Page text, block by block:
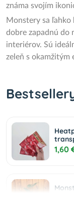
známa svojím
Monstery sa
dobre zapadnú do
interiérov. Sú
zeleň s
1,60